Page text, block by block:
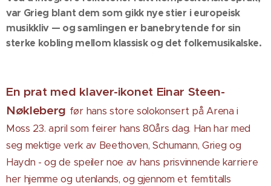
var Grieg blant dem som gikk nye stier i europeisk
musikkliv — og samlingen er banebrytende for sin
sterke kobling mellom klassisk og det folkemusikalske.
En prat med klaver-ikonet Einar Steen-
Nøkleberg før hans store solokonsert på Arena i
Moss 23. april som feirer hans 80års dag. Han har med
seg mektige verk av Beethoven, Schumann, Grieg og
Haydn - og de speiler noe av hans prisvinnende karriere
her hjemme og utenlands, og gjennom et femtitalls